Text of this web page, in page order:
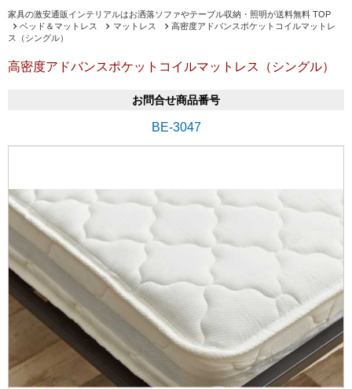
家具の激安通販インテリアルはお洒落ソファやテーブル収納・照明が送料無料 TOP
ベッド＆マットレス
マットレス
高密度アドバンスポケットコイルマットレ
ス（シングル）
高密度アドバンスポケットコイルマットレス（シングル）
お問合せ商品番号
BE-3047